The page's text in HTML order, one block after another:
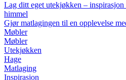
Lag ditt eget utekjøkken –
himmel
Gjør matlagingen til en opplevelse
Møbler
Møbler
Utekjøkken
Hage
Matlaging
Inspirasjon